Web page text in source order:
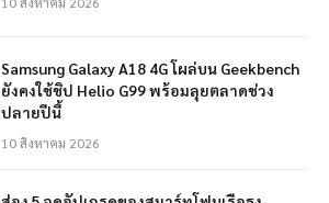
Samsung Galaxy A18 4G โผล่บน Geekbench
ยังคงใช้ชิป Helio G99 พร้อมลุยตลาดช่วง
ปลายปีนี้
10 สิงหาคม 2026